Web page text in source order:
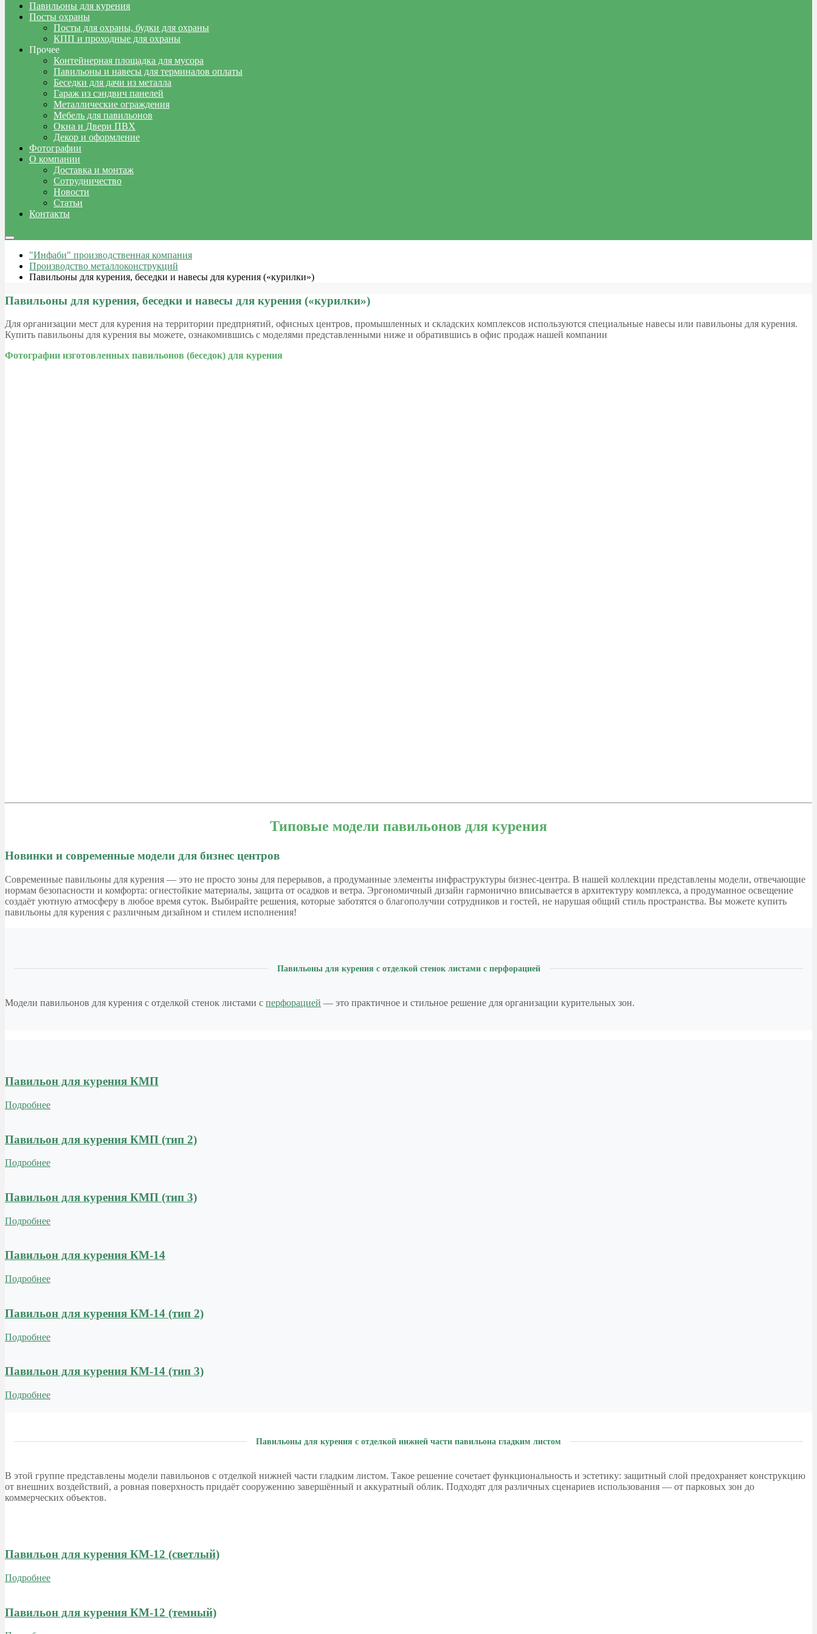
Павильоны для курения
Посты охраны
Посты для охраны, будки для охраны
КПП и проходные для охраны
Прочее
Контейнерная площадка для мусора
Павильоны и навесы для терминалов оплаты
Беседки для дачи из металла
Гараж из сэндвич панелей
Металлические ограждения
Мебель для павильонов
Окна и Двери ПВХ
Декор и оформление
Фотографии
О компании
Доставка и монтаж
Сотрудничество
Новости
Статьи
Контакты
"Инфаби" производственная компания
Производство металлоконструкций
Павильоны для курения, беседки и навесы для курения («курилки»)
Павильоны для курения, беседки и навесы для курения («курилки»)
Для организации мест для курения на территории предприятий, офисных центров, промышленных и складских комплексов используются специальные навесы или павильоны для курения.
Купить павильоны для курения вы можете, ознакомившись с моделями представленными ниже и обратившись в офис продаж нашей компании
Фотографии изготовленных павильонов (беседок) для курения
Типовые модели павильонов для курения
Новинки и современные модели для бизнес центров
Современные павильоны для курения — это не просто зоны для перерывов, а продуманные элементы инфраструктуры бизнес‑центра. В нашей коллекции представлены модели, отвечающие
нормам безопасности и комфорта: огнестойкие материалы, защита от осадков и ветра. Эргономичный дизайн гармонично вписывается в архитектуру комплекса, а продуманное освещение
создаёт уютную атмосферу в любое время суток. Выбирайте решения, которые заботятся о благополучии сотрудников и гостей, не нарушая общий стиль пространства. Вы можете купить
павильоны для курения с различным дизайном и стилем исполнения!
Павильоны для курения с отделкой стенок листами с перфорацией
Модели павильонов для курения с отделкой стенок листами с перфорацией — это практичное и стильное решение для организации курительных зон.
Павильон для курения КМП
Подробнее
Павильон для курения КМП (тип 2)
Подробнее
Павильон для курения КМП (тип 3)
Подробнее
Павильон для курения КМ-14
Подробнее
Павильон для курения КМ-14 (тип 2)
Подробнее
Павильон для курения КМ-14 (тип 3)
Подробнее
Павильоны для курения с отделкой нижней части павильона гладким листом
В этой группе представлены модели павильонов с отделкой нижней части гладким листом. Такое решение сочетает функциональность и эстетику: защитный слой предохраняет конструкцию
от внешних воздействий, а ровная поверхность придаёт сооружению завершённый и аккуратный облик. Подходят для различных сценариев использования — от парковых зон до
коммерческих объектов.
Павильон для курения КМ-12 (светлый)
Подробнее
Павильон для курения КМ-12 (темный)